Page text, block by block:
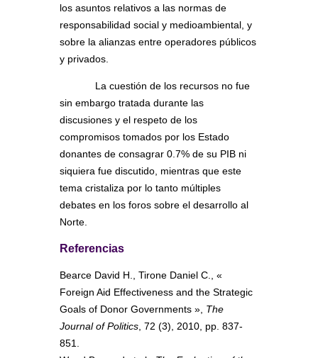
los asuntos relativos a las normas de
responsabilidad social y medioambiental, y
sobre la alianzas entre operadores públicos
y privados.
La cuestión de los recursos no fue
sin embargo tratada durante las
discusiones y el respeto de los
compromisos tomados por los Estado
donantes de consagrar 0.7% de su PIB ni
siquiera fue discutido, mientras que este
tema cristaliza por lo tanto múltiples
debates en los foros sobre el desarrollo al
Norte.
Referencias
Bearce David H., Tirone Daniel C., «
Foreign Aid Effectiveness and the Strategic
Goals of Donor Governments », The
Journal of Politics , 72 (3), 2010, pp. 837-
851.